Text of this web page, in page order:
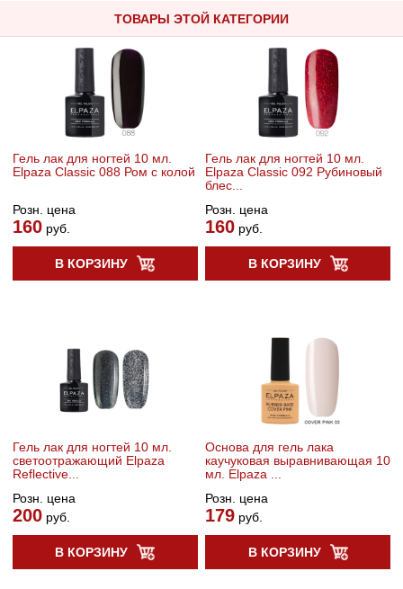
ТОВАРЫ ЭТОЙ КАТЕГОРИИ
Гель лак для ногтей 10 мл.
Elpaza Classic 088 Ром с колой
Розн. цена
160руб.
В КОРЗИНУ
Гель лак для ногтей 10 мл.
Elpaza Classic 092 Рубиновый
блес...
Розн. цена
160 руб.
В КОРЗИНУ
Гель лак для ногтей 10 мл.
светоотражающий Elpaza
Reflective...
Розн. цена
200руб.
В КОРЗИНУ
Основа для гель лака
каучуковая выравнивающая 10
мл. Elpaza ...
Розн. цена
179 руб.
В КОРЗИНУ